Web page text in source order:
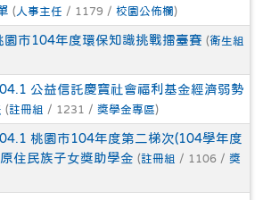
( 人事主任 / 1179 / 校園公佈欄 )
園市104年度環保知識挑戰擂臺賽 (衛生組
公益信託慶寶社會福利基金經濟弱勢
(註冊組 / 1231 / 獎學金專區)
桃園市104年度第二梯次(104學年度
住民族子女獎助學金 (註冊組 / 1106 / 獎